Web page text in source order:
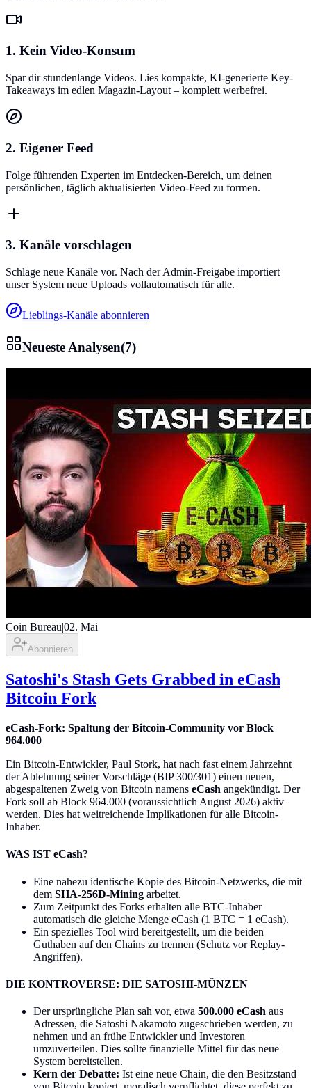
1. Kein Video-Konsum
Spar dir stundenlange Videos. Lies kompakte, KI-generierte Key-
Takeaways im edlen Magazin-Layout – komplett werbefrei.
2. Eigener Feed
Folge führenden Experten im Entdecken-Bereich, um deinen
persönlichen, täglich aktualisierten Video-Feed zu formen.
3. Kanäle vorschlagen
Schlage neue Kanäle vor. Nach der Admin-Freigabe importiert
unser System neue Uploads vollautomatisch für alle.
Lieblings-Kanäle abonnieren
Neueste Analysen(7)
Coin Bureau|02. Mai
Abonnieren
Satoshi's Stash Gets Grabbed in eCash
Bitcoin Fork
eCash-Fork: Spaltung der Bitcoin-Community vor Block
964.000
Ein Bitcoin-Entwickler, Paul Stork, hat nach fast einem Jahrzehnt
der Ablehnung seiner Vorschläge (BIP 300/301) einen neuen,
abgespaltenen Zweig von Bitcoin namens eCash angekündigt. Der
Fork soll ab Block 964.000 (voraussichtlich August 2026) aktiv
werden. Dies hat weitreichende Implikationen für alle Bitcoin-
Inhaber.
WAS IST eCash?
Eine nahezu identische Kopie des Bitcoin-Netzwerks, die mit
dem SHA-256D-Mining arbeitet.
Zum Zeitpunkt des Forks erhalten alle BTC-Inhaber
automatisch die gleiche Menge eCash (1 BTC = 1 eCash).
Ein spezielles Tool wird bereitgestellt, um die beiden
Guthaben auf den Chains zu trennen (Schutz vor Replay-
Angriffen).
DIE KONTROVERSE: DIE SATOSHI-MÜNZEN
Der ursprüngliche Plan sah vor, etwa 500.000 eCash aus
Adressen, die Satoshi Nakamoto zugeschrieben werden, zu
nehmen und an frühe Entwickler und Investoren
umzuverteilen. Dies sollte finanzielle Mittel für das neue
System bereitstellen.
Kern der Debatte: Ist eine neue Chain, die den Besitzstand